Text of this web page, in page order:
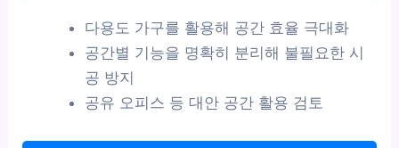
다용도 가구를 활용해 공간 효율 극대화
공간별 기능을 명확히 분리해 불필요한 시
공 방지
공유 오피스 등 대안 공간 활용 검토